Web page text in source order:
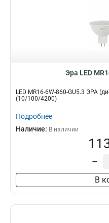
Эра LED
LED MR16-6W-860-GU5.3 ЭРА
(10/100/4200)
Подробнее
Наличие: В наличии
–
В